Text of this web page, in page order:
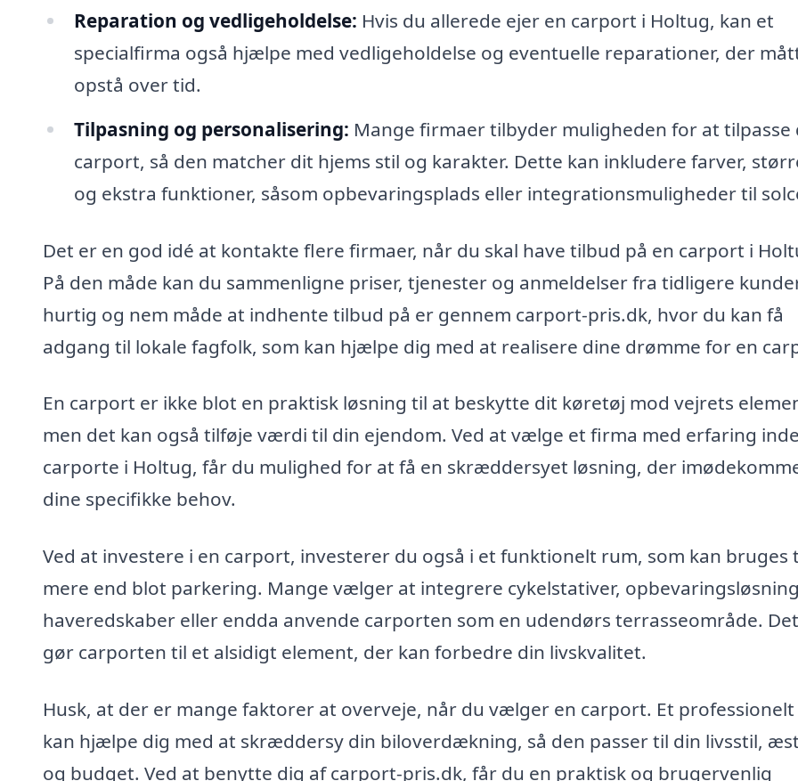
Reparation og vedligeholdelse: Hvis du allerede ejer en carport i Holtug, kan et
specialfirma også hjælpe med vedligeholdelse og eventuelle reparationer, der
opstå over tid.
Tilpasning og personalisering: Mange firmaer tilbyder muligheden for at tilpasse
carport, så den matcher dit hjems stil og karakter. Dette kan inkludere farver,
og ekstra funktioner, såsom opbevaringsplads eller integrationsmuligheder til
Det er en god idé at kontakte flere firmaer, når du skal have tilbud på en carport i
På den måde kan du sammenligne priser, tjenester og anmeldelser fra tidligere
hurtig og nem måde at indhente tilbud på er gennem carport-pris.dk, hvor du kan få
adgang til lokale fagfolk, som kan hjælpe dig med at realisere dine drømme for en
En carport er ikke blot en praktisk løsning til at beskytte dit køretøj mod vejrets
men det kan også tilføje værdi til din ejendom. Ved at vælge et firma med erfaring
carporte i Holtug, får du mulighed for at få en skræddersyet løsning, der
dine specifikke behov.
Ved at investere i en carport, investerer du også i et funktionelt rum, som kan bruges
mere end blot parkering. Mange vælger at integrere cykelstativer,
haveredskaber eller endda anvende carporten som en udendørs terrasseområde.
gør carporten til et alsidigt element, der kan forbedre din livskvalitet.
Husk, at der er mange faktorer at overveje, når du vælger en carport. Et
kan hjælpe dig med at skræddersy din biloverdækning, så den passer til din livsstil,
og budget. Ved at benytte dig af carport-pris.dk, får du en praktisk og brugervenlig